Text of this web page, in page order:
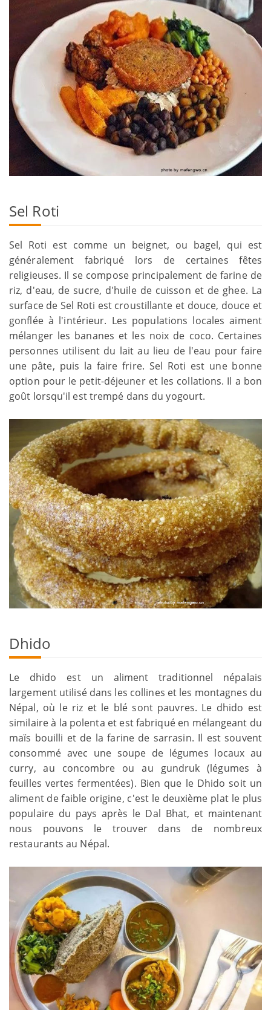
Sel Roti
Sel Roti est comme un beignet, ou bagel, qui est
généralement fabriqué lors de certaines fêtes
religieuses. Il se compose principalement de farine de
riz, d'eau, de sucre, d'huile de cuisson et de ghee. La
surface de Sel Roti est croustillante et douce, douce et
gonflée à l'intérieur. Les populations locales aiment
mélanger les bananes et les noix de coco. Certaines
personnes utilisent du lait au lieu de l'eau pour faire
une pâte, puis la faire frire. Sel Roti est une bonne
option pour le petit-déjeuner et les collations. Il a bon
goût lorsqu'il est trempé dans du yogourt.
Dhido
Le dhido est un aliment traditionnel népalais
largement utilisé dans les collines et les montagnes du
Népal, où le riz et le blé sont pauvres. Le dhido est
similaire à la polenta et est fabriqué en mélangeant du
maïs bouilli et de la farine de sarrasin. Il est souvent
consommé avec une soupe de légumes locaux au
curry, au concombre ou au gundruk (légumes à
feuilles vertes fermentées). Bien que le Dhido soit un
aliment de faible origine, c'est le deuxième plat le plus
populaire du pays après le Dal Bhat, et maintenant
nous pouvons le trouver dans de nombreux
restaurants au Népal.